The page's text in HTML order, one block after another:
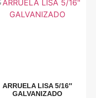
ARRUELA LISA 5/16″
GALVANIZADO